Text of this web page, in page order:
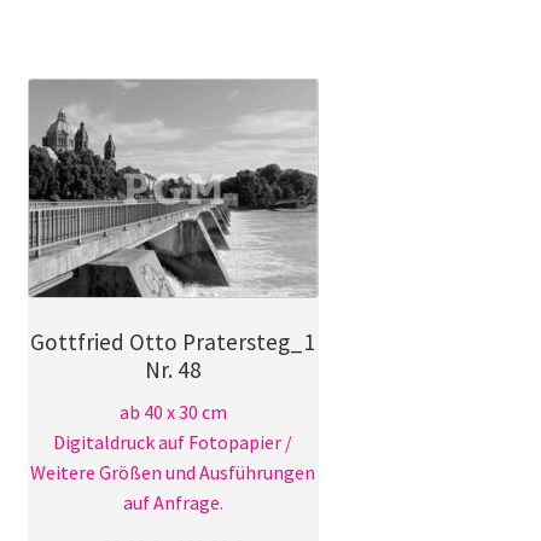
Die
Optionen
können
auf
der
Produktseite
werden
Gottfried Otto Pratersteg_1
Nr. 48
ab 40 x 30 cm
Digitaldruck auf Fotopapier /
Weitere Größen und Ausführungen
auf Anfrage.